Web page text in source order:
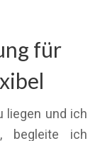
für
liegen und ich
begleite ich